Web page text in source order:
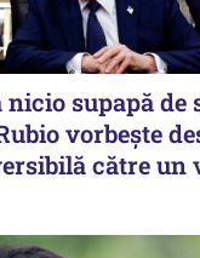
supapă de
vorbește
către